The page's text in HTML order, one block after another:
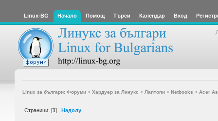
Linux-BG Начало Помощ Търси Календар Вход
Linux за българи: Форуми> Хардуер за Линукс > Лаптопи> Netbooks > Acer
Страници: [1] Надолу